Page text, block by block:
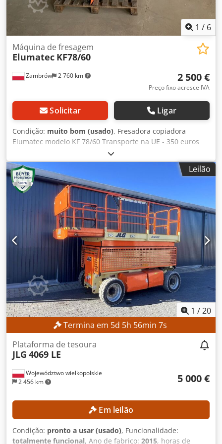
1 / 6
Zambrów 2 760 km
Máquina de fresagem
Elumatec KF78/60
2 500 €
Preço fixo acresce IVA
Solicitar Ligar
Condição: muito bom (usado), Fresadora copiadora
Elumatec modelo KF 78/60 Transporte na UE - 350 euros
Leilão
1 /20
Termina em 5d 5h 56min 5s
Województwo wielkopolskie
2 456 km
Plataforma de tesoura
JLG 4069 LE
5 000 €
Em leilão
Condição: pronto a usar (usado), Funcionalidade:
totalmente funcional, Ano de fabrico: 2015, horas de